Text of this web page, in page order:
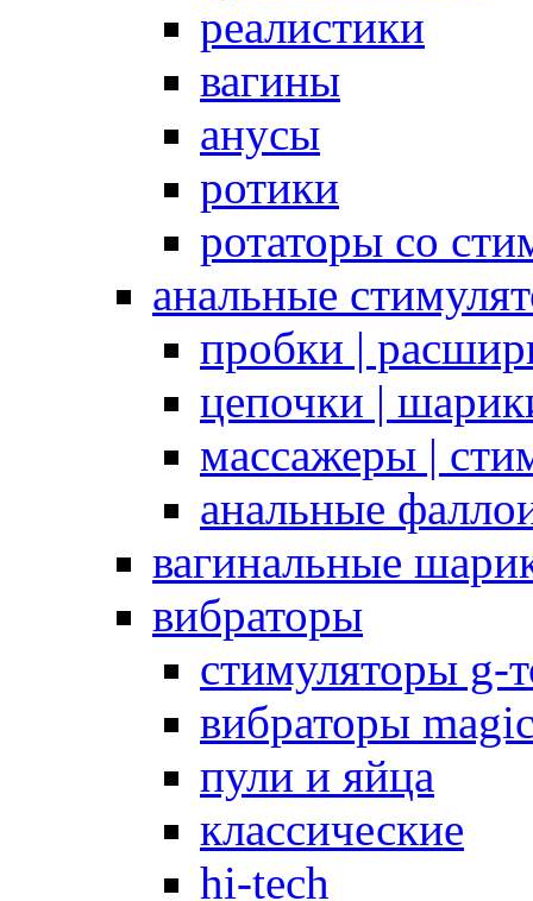
реалистики
вагины
анусы
ротики
ротаторы со
анальные
пробки |
цепочки |
массажеры |
анальные
вагинальные
вибраторы
стимуляторы g-
вибраторы
пули и яйца
классические
hi-tech